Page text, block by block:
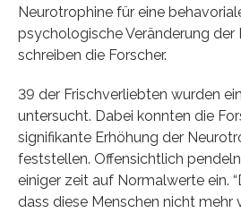
Neurotrophine für eine
psychologische Veränderung der
schreiben die Forscher.
39 der Frischverliebten wurden
untersucht. Dabei konnten die
signifikante Erhöhung der
feststellen. Offensichtlich
einiger zeit auf Normalwerte ein.
dass diese Menschen nicht mehr